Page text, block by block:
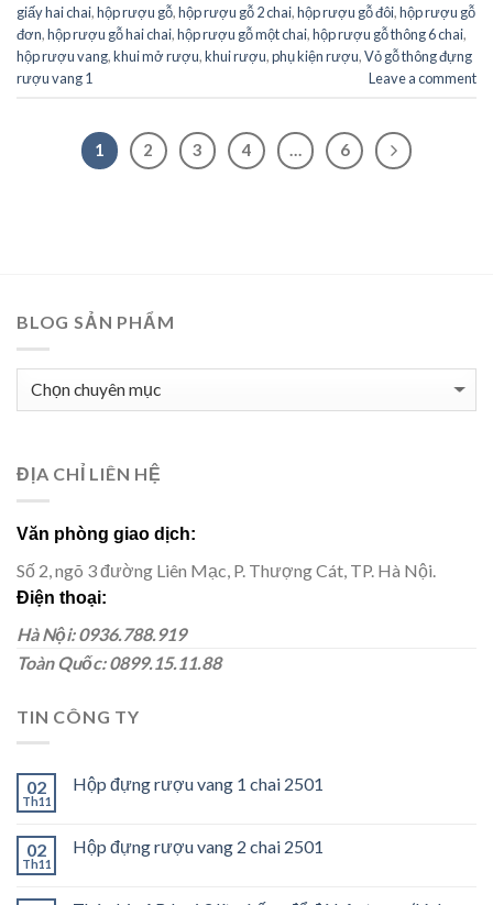
giấy hai chai,hộp rượu gỗ,hộp rượu gỗ 2 chai,hộp rượu gỗ đôi,hộp rượu gỗ
đơn,hộp rượu gỗ hai chai,hộp rượu gỗ một chai,hộp rượu gỗ thông 6 chai,
hộp rượu vang,khui mở rượu,khui rượu,phụ kiện rượu,Vỏ gỗ thông đựng
rượu vang 1
Leave a comment
1 2 3 4 … 6
BLOG SẢN PHẨM
BLOG
SẢN
ĐỊA CHỈ LIÊN HỆ
Văn phòng giao dịch:
Số 2, ngõ 3 đường Liên Mạc, P. Thượng Cát, TP. Hà Nội.
Điện thoại:
Hà Nội: 0936.788.919
Toàn Quốc: 0899.15.11.88
TIN CÔNG TY
02
Th11
Hộp đựng rượu vang 1 chai 2501
02
Th11
Hộp đựng rượu vang 2 chai 2501